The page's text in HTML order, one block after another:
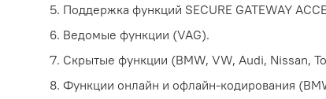
Поддержка функций SECURE GATEWAY
Ведомые функции (VAG).
Скрытые функции (BMW, VW, Audi, Nissan,
Функции онлайн и офлайн-кодирования